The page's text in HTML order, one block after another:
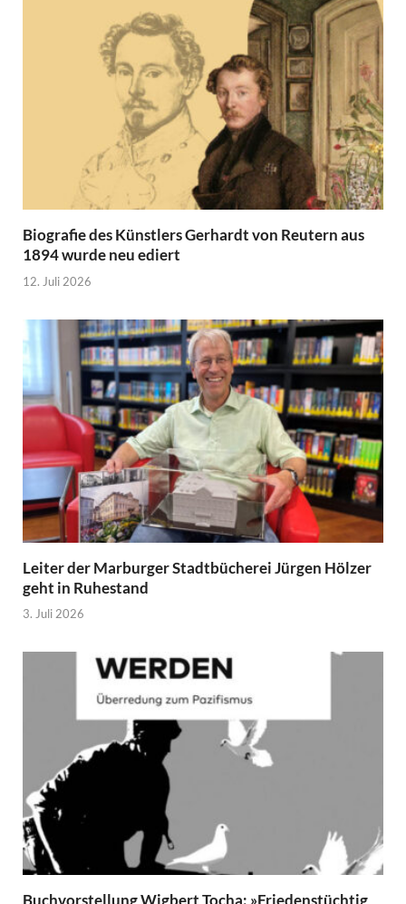
Biografie des Künstlers Gerhardt von Reutern aus
1894 wurde neu ediert
12. Juli 2026
Leiter der Marburger Stadtbücherei Jürgen Hölzer
geht in Ruhestand
3. Juli 2026
Buchvorstellung Wigbert Tocha: »Friedenstüchtig